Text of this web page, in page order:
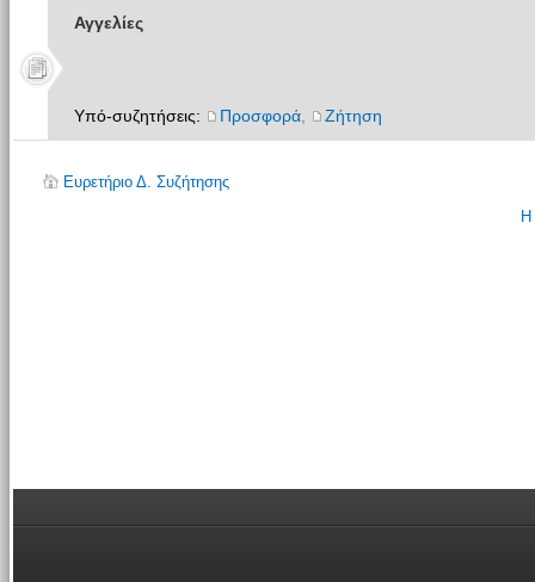
Αγγελίες
Υπό-συζητήσεις: Προσφορά, Ζήτηση
Ευρετήριο Δ. Συζήτησης
Η